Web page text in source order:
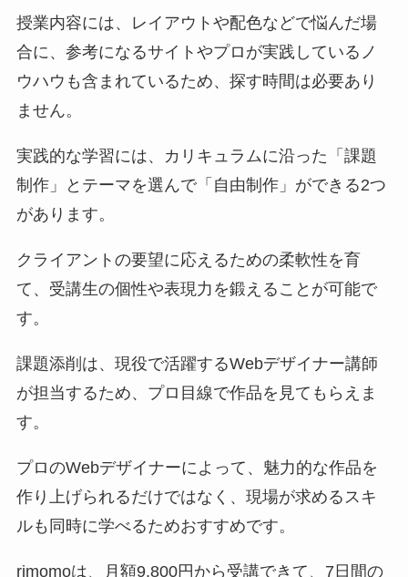
授業内容には、レイアウトや配色などで悩んだ場
合に、参考になるサイトやプロが実践しているノ
ウハウも含まれているため、探す時間は必要あり
ません。
実践的な学習には、カリキュラムに沿った「課題
制作」とテーマを選んで「自由制作」ができる2つ
があります。
クライアントの要望に応えるための柔軟性を育
て、受講生の個性や表現力を鍛えることが可能で
す。
課題添削は、現役で活躍するWebデザイナー講師
が担当するため、プロ目線で作品を見てもらえま
す。
プロのWebデザイナーによって、魅力的な作品を
作り上げられるだけではなく、現場が求めるスキ
ルも同時に学べるためおすすめです。
rimomoは、月額9,800円から受講できて、7日間の